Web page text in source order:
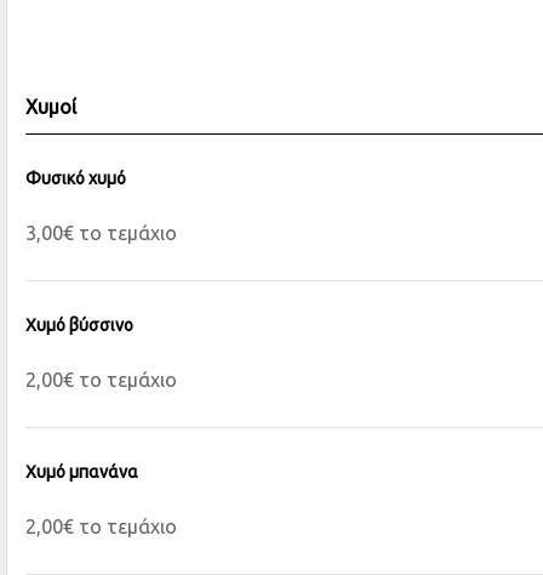
Χυμοί
Φυσικό χυμό
3,00€ το τεμάχιο
Χυμό βύσσινο
2,00€ το τεμάχιο
Χυμό μπανάνα
2,00€ το τεμάχιο